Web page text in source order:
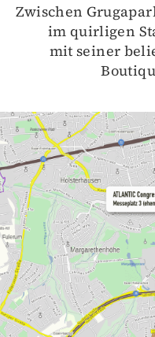
Zwischen
im quirligen
mit seiner